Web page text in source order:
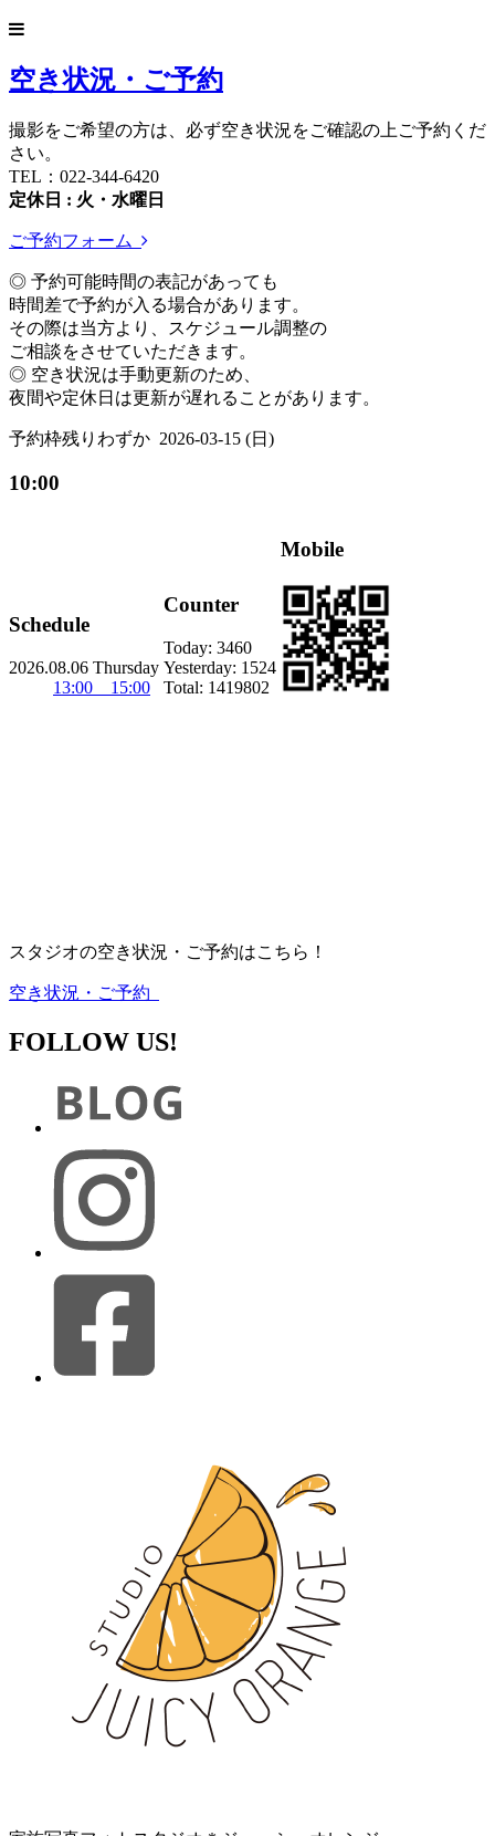
空き状況・ご予約
撮影をご希望の方は、必ず空き状況をご確認の上ご予約くだ
さい。
TEL：022-344-6420
定休日 : 火・水曜日
ご予約フォーム
◎ 予約可能時間の表記があっても
時間差で予約が入る場合があります。
その際は当方より、スケジュール調整の
ご相談をさせていただきます。
◎ 空き状況は手動更新のため、
夜間や定休日は更新が遅れることがあります。
予約枠残りわずか 2026-03-15 (日)
10:00
Schedule
2026.08.06 Thursday
13:00 15:00
Counter
Today: 3460
Yesterday: 1524
Total: 1419802
Mobile
スタジオの空き状況・ご予約はこちら！
空き状況・ご予約
FOLLOW US!